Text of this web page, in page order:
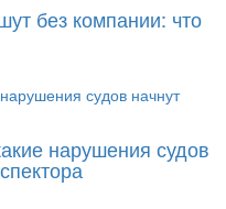
без компании: что
нарушения судов